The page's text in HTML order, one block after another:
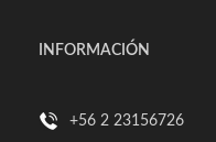
INFORMACIÓN
+56 2 23156726